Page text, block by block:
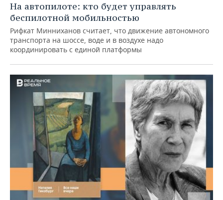
На автопилоте: кто будет управлять
беспилотной мобильностью
Рифкат Минниханов считает, что движение автономного
транспорта на шоссе, воде и в воздухе надо
координировать с единой платформы